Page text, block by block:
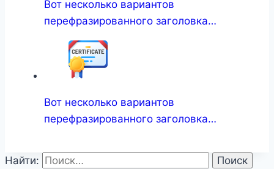
Вот несколько вариантов
перефразированного заголовка…
Вот несколько вариантов
перефразированного заголовка…
Найти: